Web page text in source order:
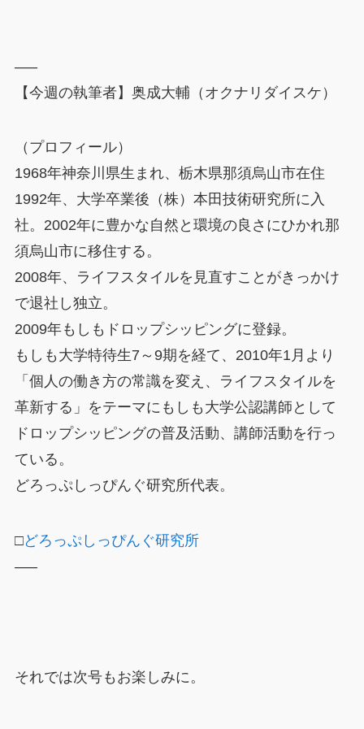
—–
【今週の執筆者】奥成大輔（オクナリダイスケ）
（プロフィール）
1968年神奈川県生まれ、栃木県那須烏山市在住
1992年、大学卒業後（株）本田技術研究所に入
社。2002年に豊かな自然と環境の良さにひかれ那
須烏山市に移住する。
2008年、ライフスタイルを見直すことがきっかけ
で退社し独立。
2009年もしもドロップシッピングに登録。
もしも大学特待生7～9期を経て、2010年1月より
「個人の働き方の常識を変え、ライフスタイルを
革新する」をテーマにもしも大学公認講師として
ドロップシッピングの普及活動、講師活動を行っ
ている。
どろっぷしっぴんぐ研究所代表。
□どろっぷしっぴんぐ研究所
—–
それでは次号もお楽しみに。